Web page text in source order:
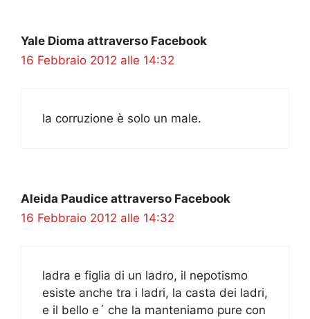
Yale Dioma attraverso Facebook
16 Febbraio 2012 alle 14:32
la corruzione è solo un male.
Aleida Paudice attraverso Facebook
16 Febbraio 2012 alle 14:32
ladra e figlia di un ladro, il nepotismo
esiste anche tra i ladri, la casta dei ladri,
e il bello e´ che la manteniamo pure con